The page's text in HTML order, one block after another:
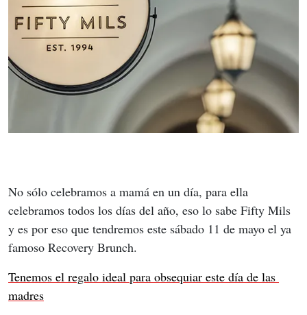
No sólo celebramos a mamá en un día, para ella
celebramos todos los días del año, eso lo sabe Fifty Mils
y es por eso que tendremos este sábado 11 de mayo el ya
famoso Recovery Brunch.
Tenemos el regalo ideal para obsequiar este día de las
madres